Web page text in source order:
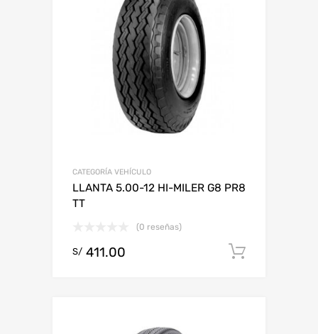
CATEGORÍA VEHÍCULO
LLANTA 5.00-12 HI-MILER G8 PR8
TT
(0 reseñas)
S/ 411.00